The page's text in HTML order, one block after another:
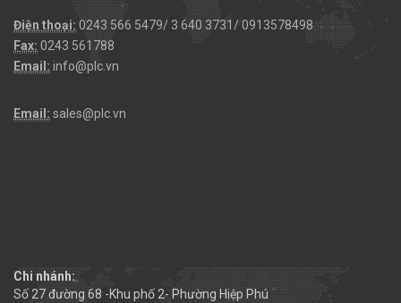
Điện thoại: 0243 566 5479/ 3 640 3731/ 0913578498
Fax: 0243 561788
Email: info@plc.vn
Email: sales@plc.vn
Chi nhánh:
Số 27 đường 68 -Khu phố 2- Phường Hiệp Phú